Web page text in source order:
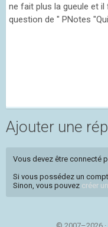
ne fait plus la gueule et
question de " PNotes
Ajouter une
Vous devez être connecté
Si vous possédez un
Sinon, vous pouvez créer